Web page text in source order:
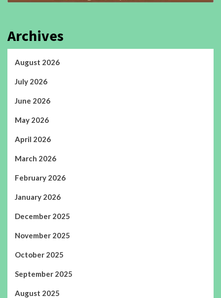
Archives
August 2026
July 2026
June 2026
May 2026
April 2026
March 2026
February 2026
January 2026
December 2025
November 2025
October 2025
September 2025
August 2025